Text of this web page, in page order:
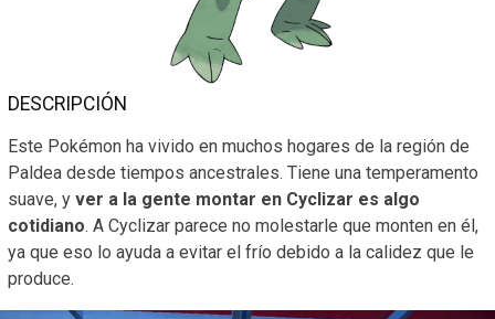
DESCRIPCIÓN
Este Pokémon ha vivido en muchos hogares de la región de
Paldea desde tiempos ancestrales. Tiene una temperamento
suave, y ver a la gente montar en Cyclizar es algo
cotidiano. A Cyclizar parece no molestarle que monten en él,
ya que eso lo ayuda a evitar el frío debido a la calidez que le
produce.